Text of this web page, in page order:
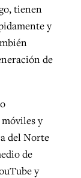
tienen
y
de
y
del Norte
de
y